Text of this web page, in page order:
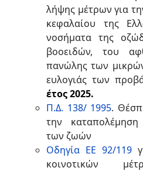
λήψης μέτρων για
κεφαλαίου της
νοσήματα της
βοοειδών, του
πανώλης των
ευλογιάς των
έτος 2025.
Π.Δ. 138/ 1995.
την
των ζωών
Οδηγία ΕΕ 92/119
κοινοτικών